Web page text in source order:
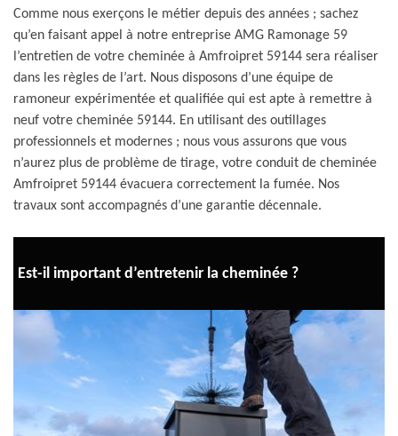
Comme nous exerçons le métier depuis des années ; sachez
qu’en faisant appel à notre entreprise AMG Ramonage 59
l’entretien de votre cheminée à Amfroipret 59144 sera réaliser
dans les règles de l’art. Nous disposons d’une équipe de
ramoneur expérimentée et qualifiée qui est apte à remettre à
neuf votre cheminée 59144. En utilisant des outillages
professionnels et modernes ; nous vous assurons que vous
n’aurez plus de problème de tirage, votre conduit de cheminée
Amfroipret 59144 évacuera correctement la fumée. Nos
travaux sont accompagnés d’une garantie décennale.
Est-il important d’entretenir la cheminée ?